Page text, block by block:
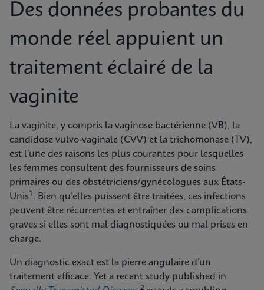
Des données probantes du
monde réel appuient un
traitement éclairé de la
vaginite
La vaginite, y compris la vaginose bactérienne (VB), la
candidose vulvo-vaginale (CVV) et la trichomonase (TV),
est l’une des raisons les plus courantes pour lesquelles
les femmes consultent des fournisseurs de soins
primaires ou des obstétriciens/gynécologues aux États-
Unis1 . Bien qu’elles puissent être traitées, ces infections
peuvent être récurrentes et entraîner des complications
graves si elles sont mal diagnostiquées ou mal prises en
charge.
Un diagnostic exact est la pierre angulaire d’un
traitement efficace. Yet a recent study published in
2